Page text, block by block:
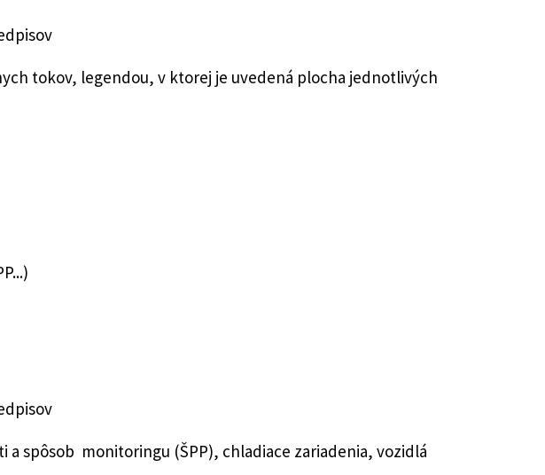
tokov, legendou, v ktorej je uvedená plocha jednotlivých
monitoringu (ŠPP), chladiace zariadenia, vozidlá